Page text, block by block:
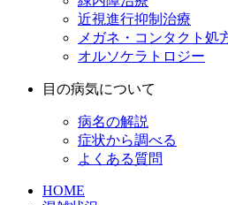
近視進行抑制治療
メガネ・コンタクト処
オルソケラトロジー
目の病気について
病名の解説
症状から調べる
よくある質問
HOME